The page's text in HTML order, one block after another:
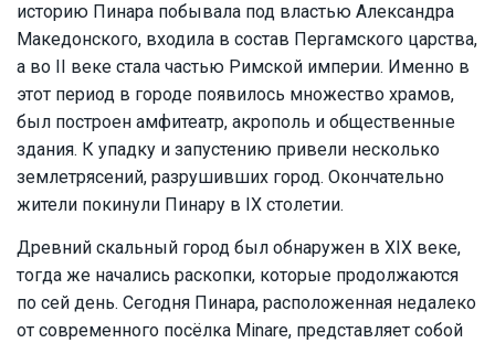
историю Пинара побывала под властью Александра
Македонского, входила в состав Пергамского царства,
а во II веке стала частью Римской империи. Именно в
этот период в городе появилось множество храмов,
был построен амфитеатр, акрополь и общественные
здания. К упадку и запустению привели несколько
землетрясений, разрушивших город. Окончательно
жители покинули Пинару в IX столетии.
Древний скальный город был обнаружен в XIX веке,
тогда же начались раскопки, которые продолжаются
по сей день. Сегодня Пинара, расположенная недалеко
от современного посёлка Minare, представляет собой